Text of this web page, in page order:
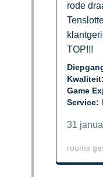
rode
TOP!!!
Kwaliteit:
Game
Service:
31
rooms